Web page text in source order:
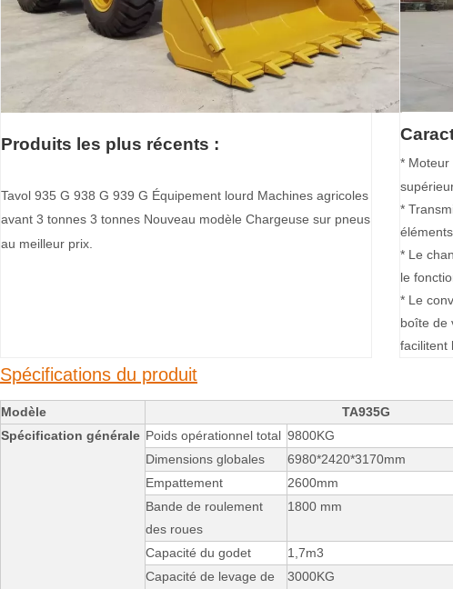
Produits les plus récents :
Tavol 935 G 938 G 939 G Équipement lourd Machines agricoles
avant 3 tonnes 3 tonnes Nouveau modèle Chargeuse sur pneus
au meilleur prix.
* Moteur
*
* Le
le
* Le
boîte de
facilitent
Spécifications du produit
Modèle
TA935G
Spécification générale Poids opérationnel total 9800KG
Dimensions globales
6980*2420*3170mm
Empattement
2600mm
Bande de roulement
des roues
1800 mm
Capacité du godet
1,7m3
Capacité de levage de
3000KG